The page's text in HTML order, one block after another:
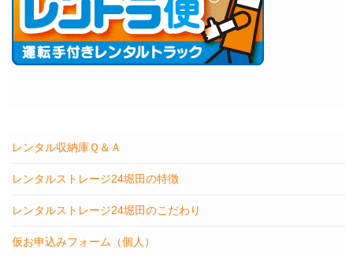
レンタル収納庫Ｑ＆Ａ
レンタルストレージ24堀田の特徴
レンタルストレージ24堀田のこだわり
仮お申込みフォーム（個人）